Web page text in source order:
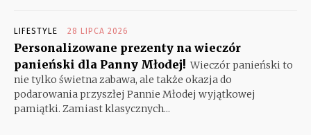
LIFESTYLE 28 LIPCA 2026
Personalizowane prezenty na wieczór
panieński dla Panny Młodej! Wieczór panieński to
nie tylko świetna zabawa, ale także okazja do
podarowania przyszłej Pannie Młodej wyjątkowej
pamiątki. Zamiast klasycznych...